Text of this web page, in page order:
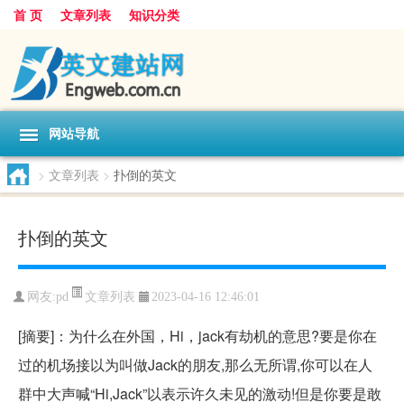
首 页 文章列表 知识分类
网站导航
> 文章列表 > 扑倒的英文
扑倒的英文
网友:pd 文章列表 2023-04-16 12:46:01
[摘要]：为什么在外国，Hi，jack有劫机的意思?要是你在
过的机场接以为叫做Jack的朋友,那么无所谓,你可以在人
群中大声喊“Hi,Jack”以表示许久未见的激动!但是你要是敢